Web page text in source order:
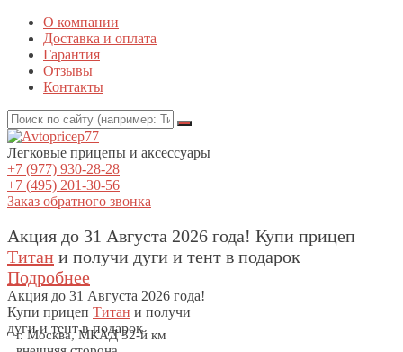
О компании
Доставка и оплата
Гарантия
Отзывы
Контакты
Легковые прицепы и аксессуары
+7 (977) 930-28-28
+7 (495) 201-30-56
Заказ обратного звонка
Акция до 31 Августа 2026 года! Купи прицеп
Титан и получи дуги и тент в подарок
Подробнее
Акция до 31 Августа 2026 года!
Купи прицеп Титан и получи
дуги и тент в подарок
г. Москва, МКАД 32-й км